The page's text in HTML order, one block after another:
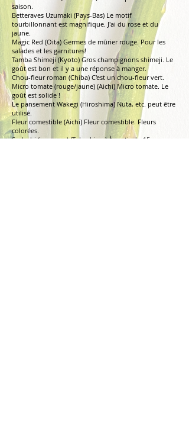
saison.
Betteraves Uzumaki (Pays-Bas) Le motif
tourbillonnant est magnifique. J'ai du rose et du
jaune.
Magic Red (Oita) Germes de mûrier rouge. Pour les
salades et les garnitures!
Tamba Shimeji (Kyoto) Gros champignons shimeji. Le
goût est bon et il y a une réponse à manger.
Chou-fleur roman (Chiba) C'est un chou-fleur vert.
Micro tomate (rouge/jaune) (Aichi) Micro tomate. Le
goût est solide !
Le pansement Wakegi (Hiroshima) Nuta, etc. peut être
utilisé.
Fleur comestible (Aichi) Fleur comestible. Fleurs
colorées.
Sudachi (nouveau) (Tokushima) À partir du 15 mars